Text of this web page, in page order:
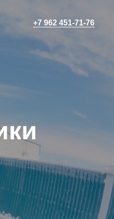
+7 962 451-71-76